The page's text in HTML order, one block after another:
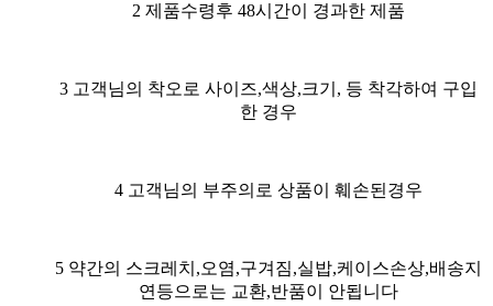
2 제품수령후 48시간이 경과한 제품
3 고객님의 착오로 사이즈,색상,크기, 등 착각하여 구입
한 경우
4 고객님의 부주의로 상품이 훼손된경우
5 약간의 스크레치,오염,구겨짐,실밥,케이스손상,배송지
연등으로는 교환,반품이 안됩니다